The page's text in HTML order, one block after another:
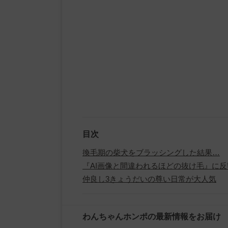
目次
換毛期の柴犬をブラッシングした結果…
『AI画像と間違われるほどの抜け毛』に
仲良し3きょうだいの尊い日常が大人気
わんちゃんホンポの最新情報をお届け